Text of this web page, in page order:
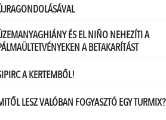
ÉS EL NIÑO NEHEZÍTI A
A BETAKARÍTÁST
A KERTEMBŐL!
LESZ VALÓBAN FOGYASZTÓ EGY TURMIX?